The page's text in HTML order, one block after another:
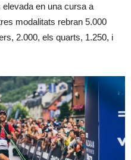
en una cursa a
modalitats rebran 5.000
2.000, els quarts, 1.250, i